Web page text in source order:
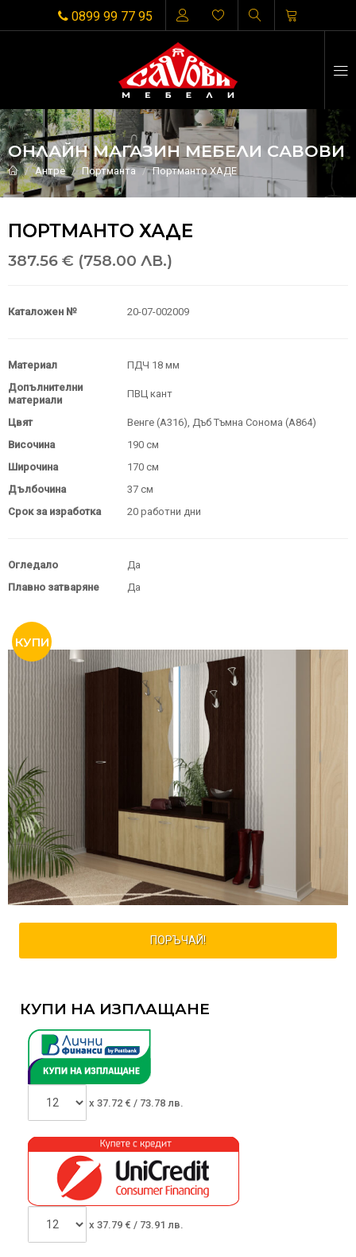
0899 99 77 95
ОНЛАЙН МАГАЗИН МЕБЕЛИ САВОВИ
Антре Портманта Портманто ХАДЕ
ПОРТМАНТО ХАДЕ
387.56 € (758.00 ЛВ.)
Каталожен № 20-07-002009
Материал
ПДЧ 18 мм
Допълнителни
материали
ПВЦ кант
Цвят
Венге (A316), Дъб Тъмна Сонома (A864)
Височина
190 см
Широчина
170 см
Дълбочина
37 см
Срок за изработка
20 работни дни
Огледало
Да
Плавно затваряне
Да
ПОРЪЧАЙ!
КУПИ НА ИЗПЛАЩАНЕ
x 37.72 € / 73.78 лв.
x 37.79 € / 73.91 лв.